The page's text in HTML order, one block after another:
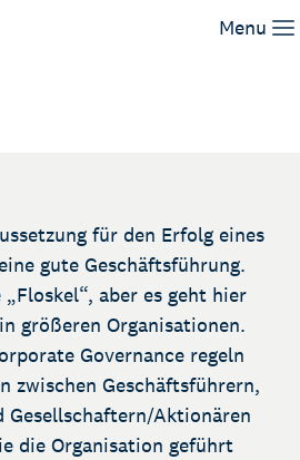
Menu
für den Erfolg eines
gute Geschäftsführung.
aber es geht hier
größeren Organisationen.
Governance regeln
zwischen Geschäftsführern,
Aktionären
die Organisation geführt